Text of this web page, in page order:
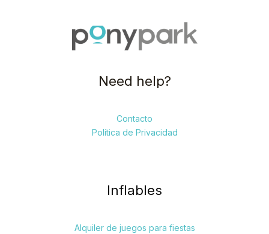
Need help?
Contacto
Política de Privacidad
Inflables
Alquiler de juegos para fiestas